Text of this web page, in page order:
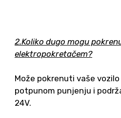
2.Koliko dugo mogu
elektropokretačem?
Može pokrenuti vaše
potpunom punjenju i
24V.